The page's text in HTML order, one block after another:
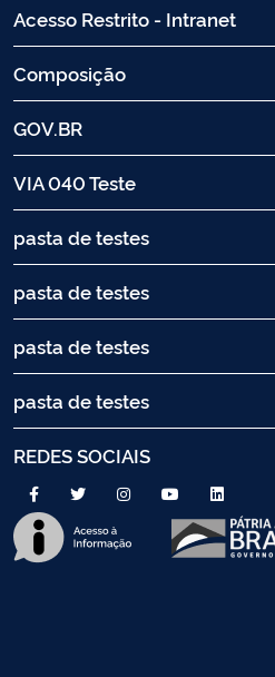
Acesso Restrito - Intranet
Composição
GOV.BR
VIA 040 Teste
pasta de testes
pasta de testes
pasta de testes
pasta de testes
REDES SOCIAIS